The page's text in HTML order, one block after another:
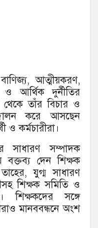
আত্মীয়করণ,
ও আর্থিক দুর্নীতির
তাঁর বিচার ও
করে আসছেন
ও কর্মচারীরা।
সাধারণ সম্পাদক
বক্তব্য দেন শিক্ষক
যুগ্ম সাধারণ
শিক্ষক সমিতি ও
শিক্ষকদের সঙ্গে
মানববন্ধনে অংশ